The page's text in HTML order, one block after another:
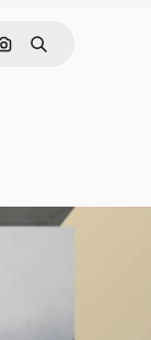
Cerca per immagine
Ricerca